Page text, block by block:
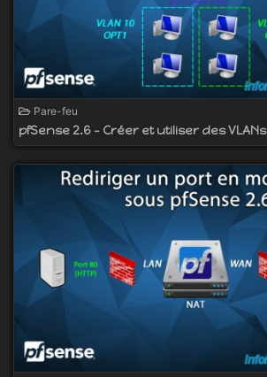
Pare-feu
pfSense 2.6 - Créer et utiliser des VLANs